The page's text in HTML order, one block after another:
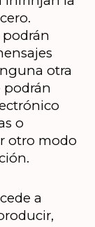
otra
podrán
o
otro modo
a